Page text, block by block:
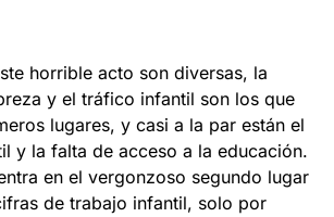
horrible acto son diversas, la
y el tráfico infantil son los que
lugares, y casi a la par están el
y la falta de acceso a la educación.
en el vergonzoso segundo lugar
de trabajo infantil, solo por